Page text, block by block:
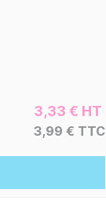
3,33 € HT
3,99 € TTC